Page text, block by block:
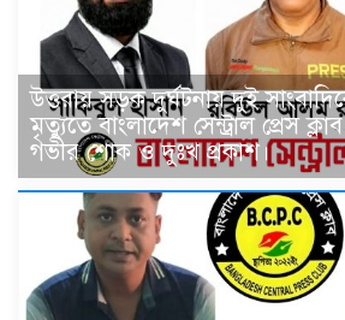
উত্তরায় সড়ক দুর্ঘটনায় দুই
মৃত্যুতে বাংলাদেশ সেন্ট্রাল প্রেস
গভীর শোক ও দুঃখ প্রকাশ।